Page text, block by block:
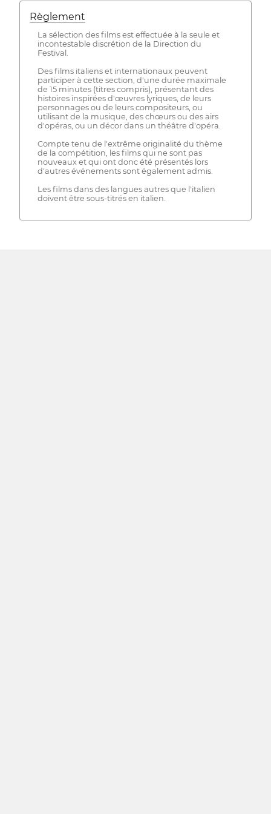
Règlement
La sélection des films est effectuée à la seule et
incontestable discrétion de la Direction du
Festival.
Des films italiens et internationaux peuvent
participer à cette section, d'une durée maximale
de 15 minutes (titres compris), présentant des
histoires inspirées d'œuvres lyriques, de leurs
personnages ou de leurs compositeurs, ou
utilisant de la musique, des chœurs ou des airs
d'opéras, ou un décor dans un théâtre d'opéra.
Compte tenu de l'extrême originalité du thème
de la compétition, les films qui ne sont pas
nouveaux et qui ont donc été présentés lors
d'autres événements sont également admis.
Les films dans des langues autres que l'italien
doivent être sous-titrés en italien.